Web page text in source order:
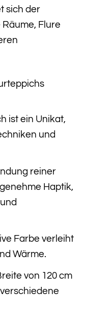
sich der
Flure
ist ein Unikat,
und
reiner
Haptik,
Farbe verleiht
Wärme.
von 120 cm